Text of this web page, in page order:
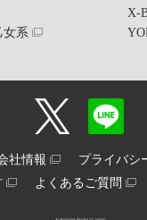
女系
X-
社情報
プライバシ
よくあるご質問